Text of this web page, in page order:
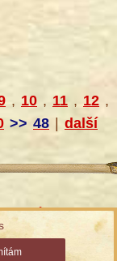
, 10 , 11 , 12 ,
>> 48 | další
údajů
Ochrana